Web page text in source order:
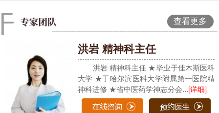
查看更多
洪岩 精神科主任
洪岩 精神科主任 ★毕业于佳木斯医科
大学 ★于哈尔滨医科大学附属第一医院精
神科进修 ★省中医药学神志分会...[详细]